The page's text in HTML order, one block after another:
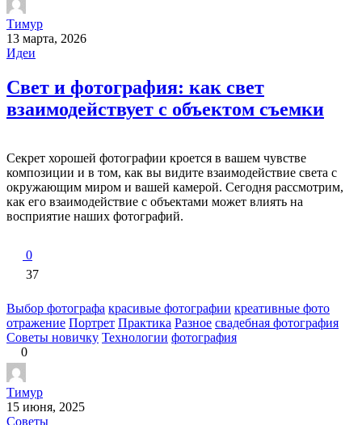
Тимур
13 марта, 2026
Идеи
Свет и фотография: как свет
взаимодействует с объектом съемки
Секрет хорошей фотографии кроется в вашем чувстве
композиции и в том, как вы видите взаимодействие света с
окружающим миром и вашей камерой. Сегодня рассмотрим,
как его взаимодействие с объектами может влиять на
восприятие наших фотографий.
0
37
Выбор фотографа красивые фотографии креативные фото
отражение Портрет Практика Разное свадебная фотография
Советы новичку Технологии фотография
0
Тимур
15 июня, 2025
Советы